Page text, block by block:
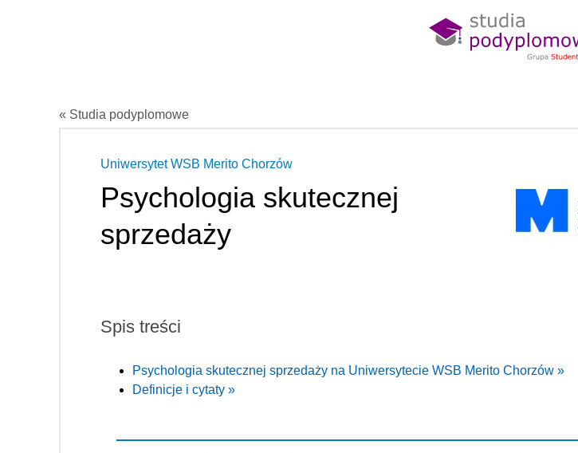
« Studia podyplomowe
Uniwersytet WSB Merito Chorzów
Psychologia skutecznej
sprzedaży
Spis treści
Psychologia skutecznej sprzedaży na Uniwersytecie WSB Merito Chorzów »
Definicje i cytaty »